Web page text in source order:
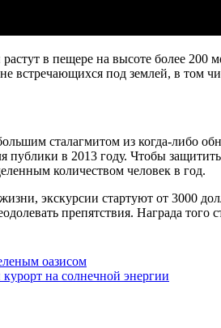
растут в пещере на высоте более
встречающихся под землей, в том
сталагмитом из когда-либо
в 2013 году. Чтобы
количеством человек в год.
экскурсии стартуют от 3000
препятствия. Награда
оазисом
на солнечной энергии